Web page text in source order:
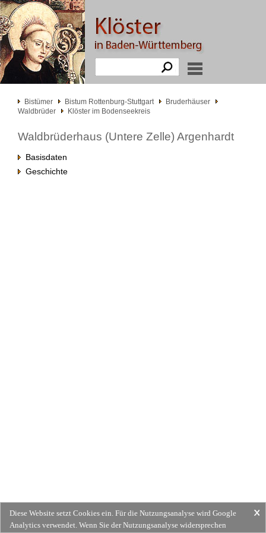
Bistümer Bistum Rottenburg-Stuttgart
Bruderhäuser
Waldbrüder
Klöster im Bodenseekreis
Waldbrüderhaus (Untere Zelle) Argenhardt
Basisdaten
Geschichte
Diese Website setzt Cookies ein. Für die Nutzungsanalyse wird Google
Analytics verwendet. Wenn Sie der Nutzungsanalyse widersprechen